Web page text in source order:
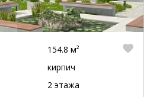
154.8 м²
кирпич
2 этажа